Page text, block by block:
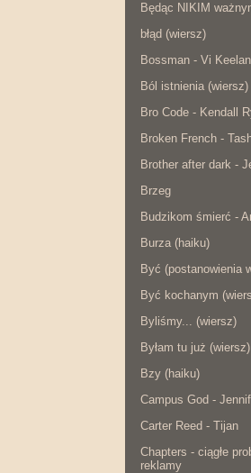
Będąc NIKIM
błąd (wiersz)
Bossman - Vi
Ból istnienia (wiersz)
Bro Code - Kendall
Broken French -
Brother after dark -
Brzeg
Budzikom śmierć -
Burza (haiku)
Być (postanowienia
Być kochanym
Byliśmy... (wiersz)
Byłam tu już (wiersz)
Bzy (haiku)
Campus God -
Carter Reed - Tijan
Chapters - ciągłe
reklamy